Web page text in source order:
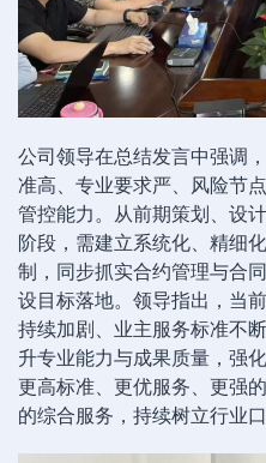
公司领导在总结发言中强调
准高、专业要求严、风险节
管控能力。从前期策划、设
阶段，需建立系统化、精细
制，同步抓实合约管理与合
设目标落地。领导指出，当
持续加剧、业主服务标准不
升专业能力与成果质量，强
更高标准、更优服务、更强
的综合服务，持续树立行业